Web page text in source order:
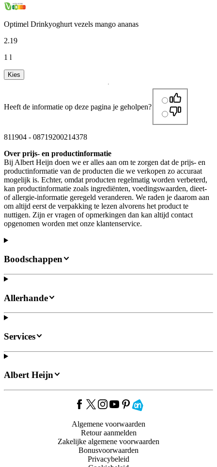
Optimel Drinkyoghurt vezels mango ananas
2.19
1 l
Kies
Heeft de informatie op deze pagina je geholpen?
811904 - 08719200214378
Over prijs- en productinformatie
Bij Albert Heijn doen we er alles aan om te zorgen dat de prijs- en
productinformatie van de producten die we verkopen zo accuraat
mogelijk is. Echter, omdat producten regelmatig worden verbeterd,
kan productinformatie zoals ingrediënten, voedingswaarden, dieet-
of allergie-informatie geregeld veranderen. We raden je daarom aan
om altijd eerst de verpakking te lezen alvorens het product te
nuttigen. Zijn er vragen of opmerkingen dan kan altijd contact
opgenomen worden met onze klantenservice.
Boodschappen
Allerhande
Services
Albert Heijn
Algemene voorwaarden
Retour aanmelden
Zakelijke algemene voorwaarden
Bonusvoorwaarden
Privacybeleid